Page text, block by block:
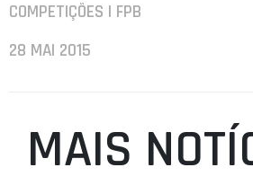
COMPETIÇÕES | FPB
28 MAI 2015
MAIS